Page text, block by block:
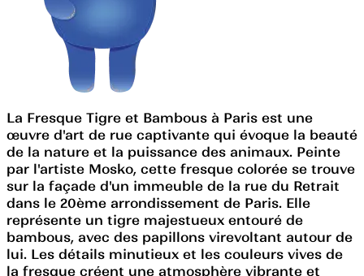
La Fresque Tigre et Bambous à Paris est une
œuvre d'art de rue captivante qui évoque la beauté
de la nature et la puissance des animaux. Peinte
par l'artiste Mosko, cette fresque colorée se trouve
sur la façade d'un immeuble de la rue du Retrait
dans le 20ème arrondissement de Paris. Elle
représente un tigre majestueux entouré de
bambous, avec des papillons virevoltant autour de
lui. Les détails minutieux et les couleurs vives de
la fresque créent une atmosphère vibrante et